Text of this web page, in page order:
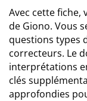
Avec cette
de Giono. Vous
questions types
correcteurs. Le
interprétations
clés
approfondies